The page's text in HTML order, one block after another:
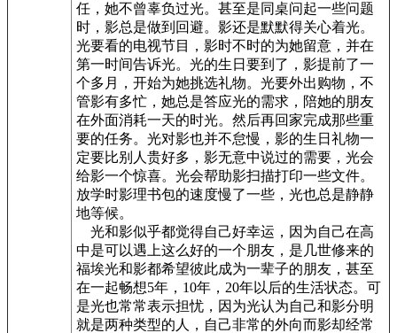
任，她不曾辜负过光。甚至是同桌问起一些问题
时，影总是做到回避。影还是默默得关心着光。
光要看的电视节目，影时不时的为她留意，并在
第一时间告诉光。光的生日要到了，影提前了一
个多月，开始为她挑选礼物。光要外出购物，不
管影有多忙，她总是答应光的需求，陪她的朋友
在外面消耗一天的时光。然后再回家完成那些重
要的任务。光对影也并不怠慢，影的生日礼物一
定要比别人贵好多，影无意中说过的需要，光会
给影一个惊喜。光会帮助影扫描打印一些文件。
放学时影理书包的速度慢了一些，光也总是静静
地等候。
光和影似乎都觉得自己好幸运，因为自己在高
中是可以遇上这么好的一个朋友，是几世修来的
福埃光和影都希望彼此成为一辈子的朋友，甚至
在一起畅想5年，10年，20年以后的生活状态。可
是光也常常表示担忧，因为光认为自己和影分明
就是两种类型的人，自己非常的外向而影却经常